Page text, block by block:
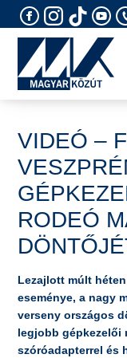
to
VIDEÓ –
RODEÓ
Lezajlott múlt
eseménye, a nagy
verseny országos
legjobb gépkezelői
szóróadapterrel és